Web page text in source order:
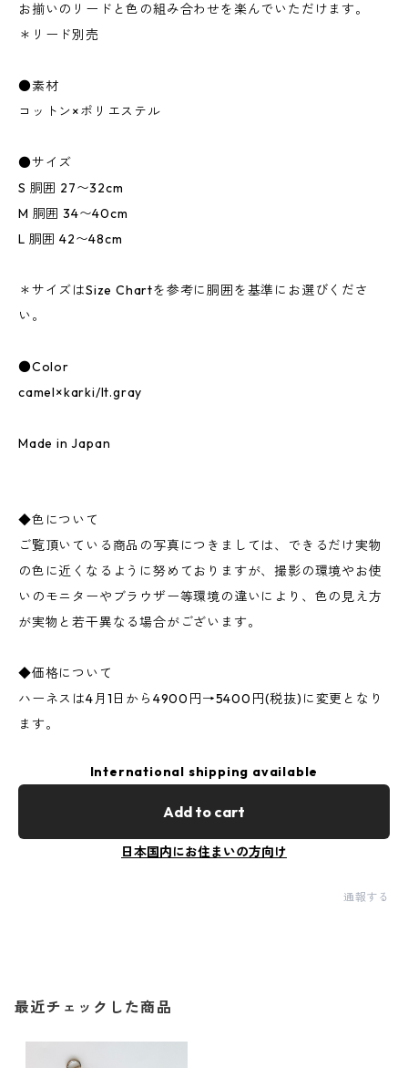
お揃いのリードと色の組み合わせを楽んでいただけます。
＊リード別売
●素材
コットン×ポリエステル
●サイズ
S 胴囲 27〜32cm
M 胴囲 34〜40cm
L 胴囲 42〜48cm
＊サイズはSize Chartを参考に胴囲を基準にお選びくださ
い。
●Color
camel×karki/lt.gray
Made in Japan
◆色について
ご覧頂いている商品の写真につきましては、できるだけ実物
の色に近くなるように努めておりますが、撮影の環境やお使
いのモニターやブラウザー等環境の違いにより、色の見え方
が実物と若干異なる場合がございます。
◆価格について
ハーネスは4月1日から4900円→5400円(税抜)に変更となり
ます。
International shipping available
Add to cart
日本国内にお住まいの方向け
通報する
最近チェックした商品